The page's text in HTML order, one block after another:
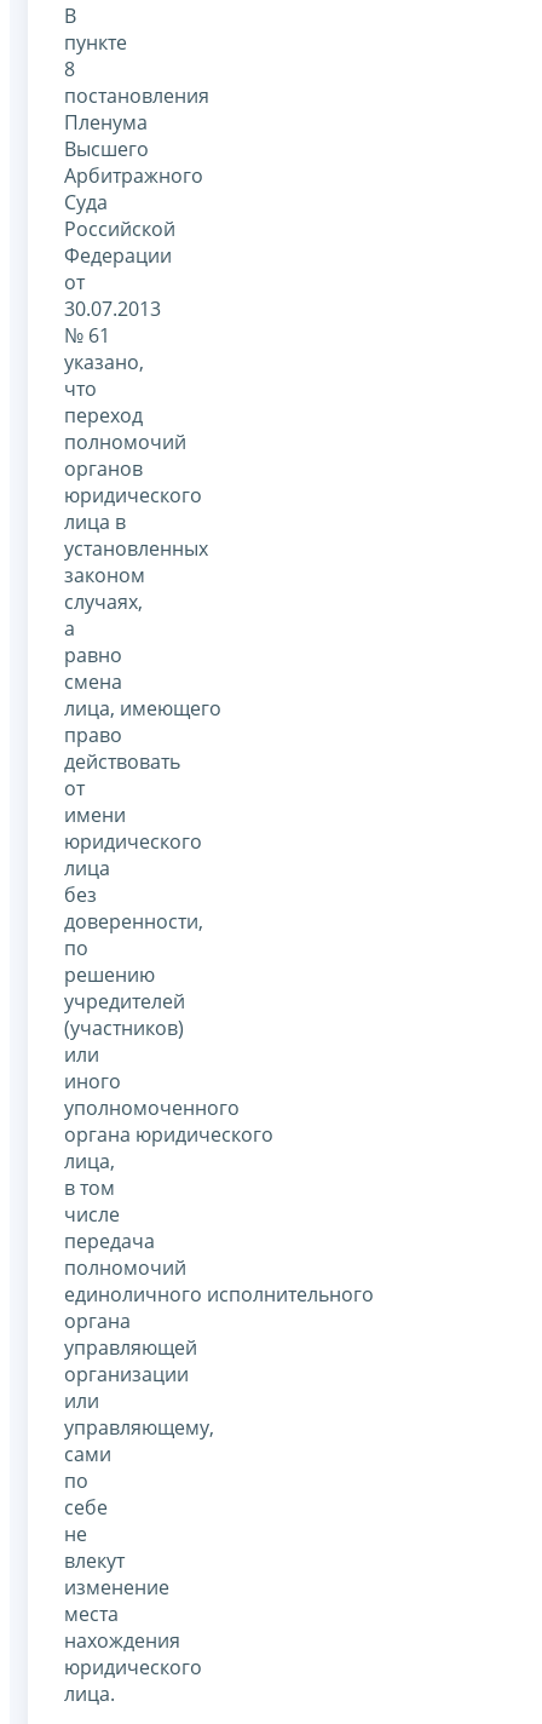
В
пункте
8
постановления
Пленума
Высшего
Арбитражного
Суда
Российской
Федерации
от
30.07.2013
№ 61
указано,
что
переход
полномочий
органов
юридического
лица в
установленных
законом
случаях,
а
равно
смена
лица, имеющего
право
действовать
от
имени
юридического
лица
без
доверенности,
по
решению
учредителей
(участников)
или
иного
уполномоченного
органа юридического
лица,
в том
числе
передача
полномочий
единоличного исполнительного
органа
управляющей
организации
или
управляющему,
сами
по
себе
не
влекут
изменение
места
нахождения
юридического
лица.